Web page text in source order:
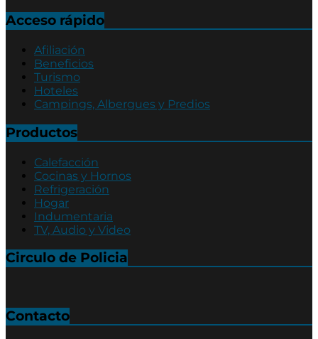
Acceso rápido
Afiliación
Beneficios
Turismo
Hoteles
Campings, Albergues y Predios
Productos
Calefacción
Cocinas y Hornos
Refrigeración
Hogar
Indumentaria
TV, Audio y Video
Circulo de Policia
Contacto